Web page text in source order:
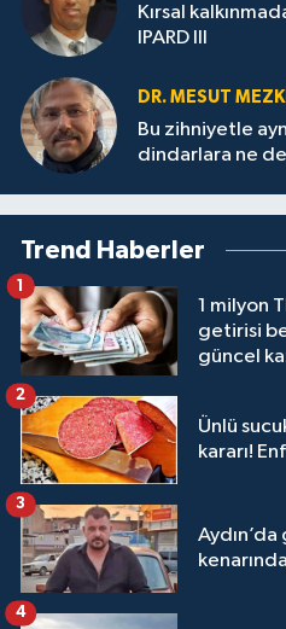
Kırsal
IPARD III
DR. MESUT
Bu zihniyetle
dindarlara ne
Trend Haberler
1 milyon
getirisi
güncel
1
Ünlü
kararı!
2
3
4